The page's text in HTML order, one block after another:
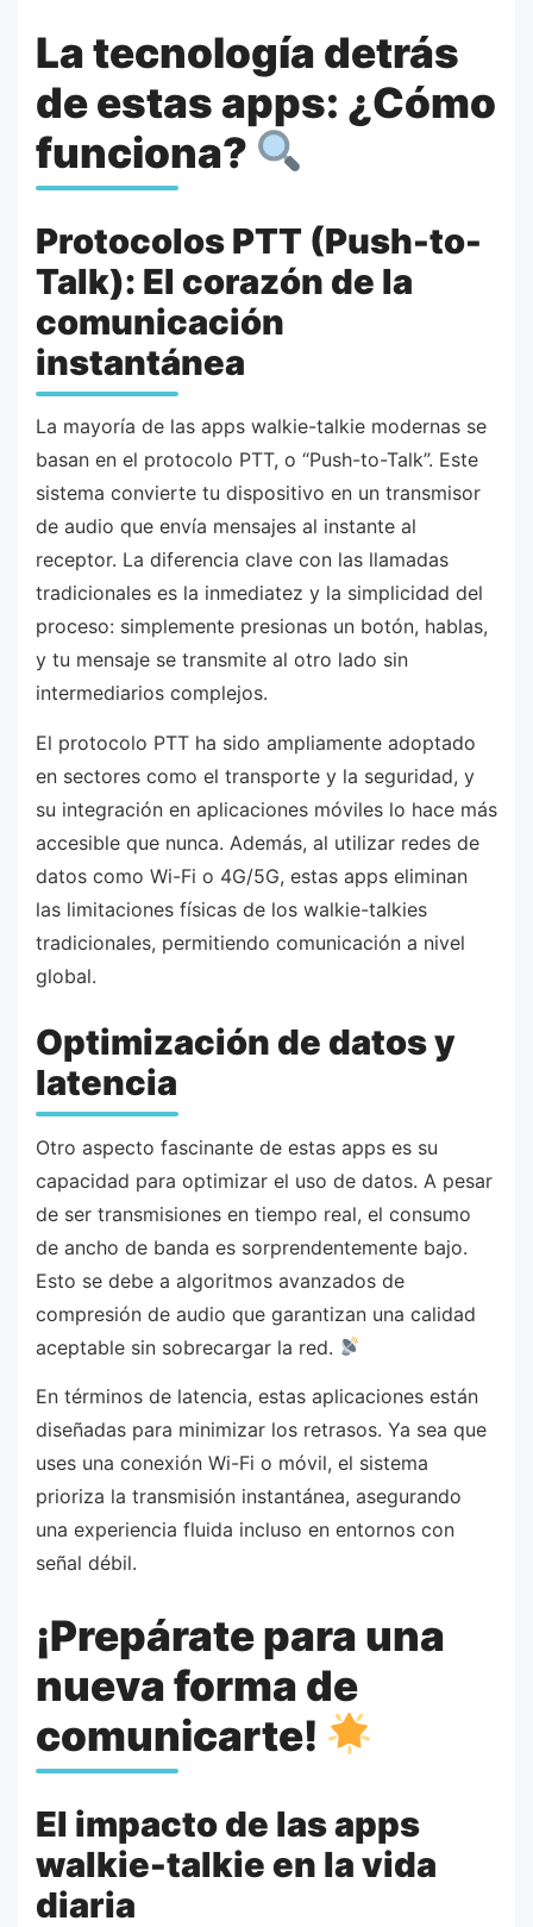
La tecnología detrás
de estas apps: ¿Cómo
funciona?
Protocolos PTT (Push-to-
Talk): El corazón de la
comunicación
instantánea
La mayoría de las apps walkie-talkie modernas se
basan en el protocolo PTT, o “Push-to-Talk”. Este
sistema convierte tu dispositivo en un transmisor
de audio que envía mensajes al instante al
receptor. La diferencia clave con las llamadas
tradicionales es la inmediatez y la simplicidad del
proceso: simplemente presionas un botón, hablas,
y tu mensaje se transmite al otro lado sin
intermediarios complejos.
El protocolo PTT ha sido ampliamente adoptado
en sectores como el transporte y la seguridad, y
su integración en aplicaciones móviles lo hace más
accesible que nunca. Además, al utilizar redes de
datos como Wi-Fi o 4G/5G, estas apps eliminan
las limitaciones físicas de los walkie-talkies
tradicionales, permitiendo comunicación a nivel
global.
Optimización de datos y
latencia
Otro aspecto fascinante de estas apps es su
capacidad para optimizar el uso de datos. A pesar
de ser transmisiones en tiempo real, el consumo
de ancho de banda es sorprendentemente bajo.
Esto se debe a algoritmos avanzados de
compresión de audio que garantizan una calidad
aceptable sin sobrecargar la red.
En términos de latencia, estas aplicaciones están
diseñadas para minimizar los retrasos. Ya sea que
uses una conexión Wi-Fi o móvil, el sistema
prioriza la transmisión instantánea, asegurando
una experiencia fluida incluso en entornos con
señal débil.
¡Prepárate para una
nueva forma de
comunicarte!
El impacto de las apps
walkie-talkie en la vida
diaria